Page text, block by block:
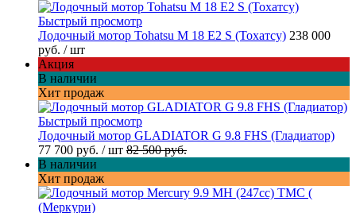
Быстрый просмотр
Лодочный мотор Tohatsu M 18 E2 S (Тохатсу) 238 000
руб. / шт
Акция
В наличии
Хит продаж
Быстрый просмотр
Лодочный мотор GLADIATOR G 9.8 FHS (Гладиатор)
77 700 руб. / шт 82 500 руб.
В наличии
Хит продаж